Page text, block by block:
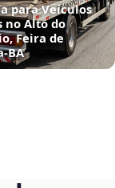
para Veículos
no Alto do
Feira de